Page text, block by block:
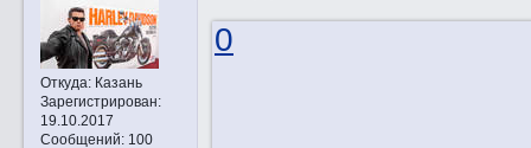
Откуда:Казань
Зарегистрирован:
19.10.2017
Сообщений:100
0